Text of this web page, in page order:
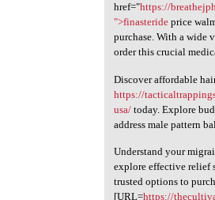
href="https://
">finasterideprice
purchase. With a wide
order this crucial
Discover affordable
https://
usa/today. Explore
address male pattern
Understand your
explore effective relief
trusted options to
[URL=https://